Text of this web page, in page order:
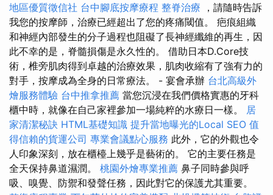
地區優質徵信社 台中腳底按摩療程 整脊治療 ，請隨時告訴
我您的按摩師，治療已經超出了您的疼痛閾值。 疤痕組織
和神經內部發生的分子過程也阻礙了長神經纖維的再生，因
此不幸的是，脊髓損傷是永久性的。 借助日本D.Core技
術，椎旁肌肉得到卓越的治療效果，肌肉收縮有了強有力的
對手，按摩成為全身的日常療法。 - 宴會承辦 台北高級外
燴服務體驗 台中推拿推薦 當您沉浸在我們價格實惠的牙科
櫃中時，就像在自己家裡參加一場純粹的水療日一樣。 居
家清潔秘訣 HTML基礎知識 提升當地曝光的Local SEO 值
得信賴的貨運公司 專業會議點心服務 此外，它的外觀也令
人印象深刻，放在櫃檯上幾乎是藝術的。 它的主要任務是
全天保持鼻道濕潤。 桃園外燴專業推薦 鼻子同時參與呼
吸、嗅覺、防禦和發聲任務，因此對它的保護尤其重要。